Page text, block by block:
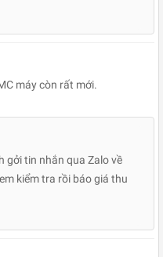
máy còn rất mới.
gởi tin nhắn qua Zalo về
kiểm tra rồi báo giá thu